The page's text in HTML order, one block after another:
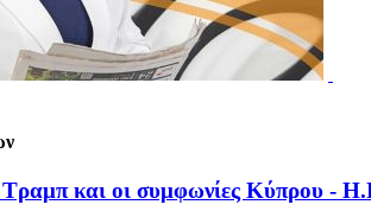
Τραμπ και οι συμφωνίες Κύπρου -